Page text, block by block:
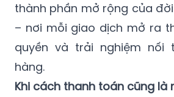
thành phần mở rộng của
– nơi mỗi giao dịch mở ra
quyền và trải nghiệm nối
hàng.
Khi cách thanh toán cũng là